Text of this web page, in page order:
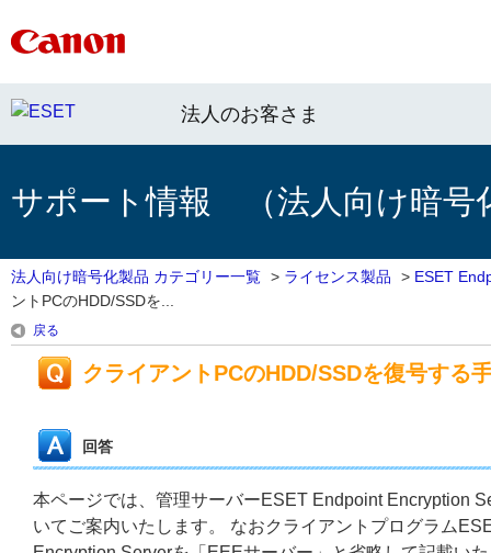
法人のお客さま
サポート情報 （法人向け暗号
法人向け暗号化製品 カテゴリー一覧 > ライセンス製品 > ESET
ントPCのHDD/SSDを...
戻る
クライアントPCのHDD/SSDを復号する
回答
本ページでは、管理サーバーESET Endpoint Encryption
いてご案内いたします。 なおクライアントプログラム